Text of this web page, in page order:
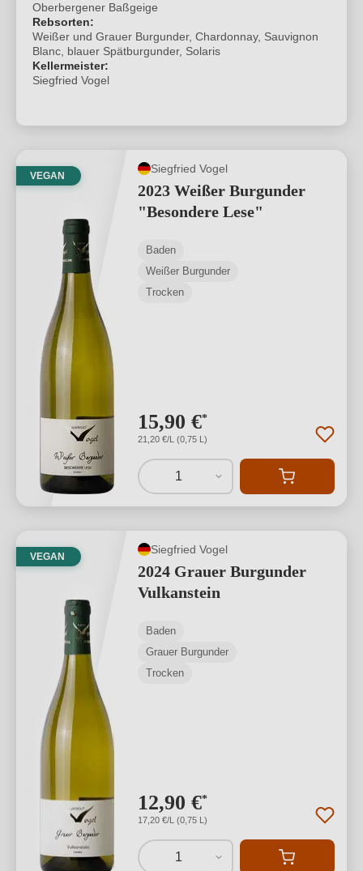
Oberbergener Baßgeige
Rebsorten:
Weißer und Grauer Burgunder, Chardonnay, Sauvignon
Blanc, blauer Spätburgunder, Solaris
Kellermeister:
Siegfried Vogel
VEGAN
Siegfried Vogel
2023 Weißer Burgunder
"Besondere Lese"
Baden
Weißer Burgunder
Trocken
15,90 €*
21,20 €/L (0,75 L)
1
VEGAN
Siegfried Vogel
2024 Grauer Burgunder
Vulkanstein
Baden
Grauer Burgunder
Trocken
12,90 €*
17,20 €/L (0,75 L)
1